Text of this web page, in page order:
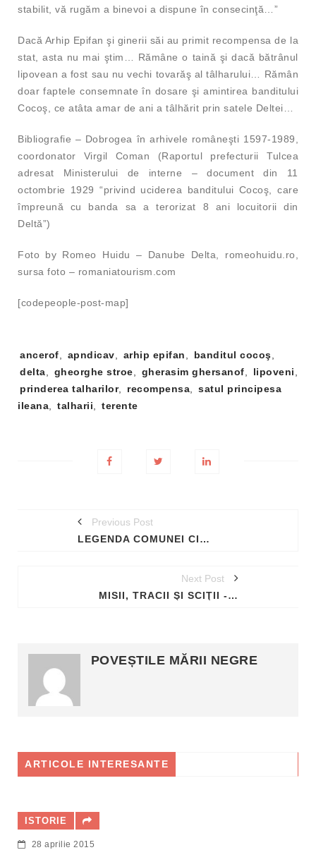
stabilit, vă rugăm a binevoi a dispune în consecinţă…”
Dacă Arhip Epifan şi ginerii săi au primit recompensa de la
stat, asta nu mai ştim… Rămâne o taină şi dacă bătrânul
lipovean a fost sau nu vechi tovarăş al tâlharului… Rămân
doar faptele consemnate în dosare şi amintirea banditului
Cocoş, ce atâta amar de ani a tâlhărit prin satele Deltei…
Bibliografie – Dobrogea în arhivele româneşti 1597-1989,
coordonator Virgil Coman (Raportul prefecturii Tulcea
adresat Ministerului de interne – document din 11
octombrie 1929 “privind uciderea banditului Cocoş, care
împreună cu banda sa a terorizat 8 ani locuitorii din
Deltă”)
Foto by Romeo Huidu – Danube Delta, romeohuidu.ro,
sursa foto – romaniatourism.com
[codepeople-post-map]
uri:
ancerof apndicav arhip epifan banditul cocoş
delta
gheorghe stroe gherasim ghersanof lipoveni
prinderea talharilor, recompensa
satul principesa
ileana
talharii terente
Previous Post
LEGENDA COMUNEI CIOCÂRLIA, BULBUL – PRIVIGHETOAREA ŞI O GREŞEALĂ DIN VECHIME
Next Post
MISII, TRACII ŞI SCIŢII - OBICEIURI INEDITE
POVEȘTILE MĂRII NEGRE
ARTICOLE INTERESANTE
ATRACTII TURISTICE
15 decembrie 2014